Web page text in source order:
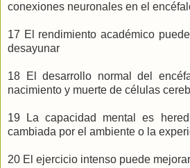
conexiones neuronales en el
17 El rendimiento académico
desayunar
18 El desarrollo normal del
nacimiento y muerte de células
19 La capacidad mental es
cambiada por el ambiente o la
20 El ejercicio intenso puede